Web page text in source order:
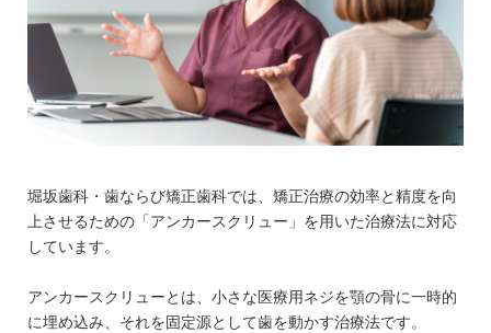
堀坂歯科・歯ならび矯正歯科では、矯正治療の効率と精度を向
上させるための「アンカースクリュー」を用いた治療法に対応
しています。
アンカースクリューとは、小さな医療用ネジを顎の骨に一時的
に埋め込み、それを固定源として歯を動かす治療法です。